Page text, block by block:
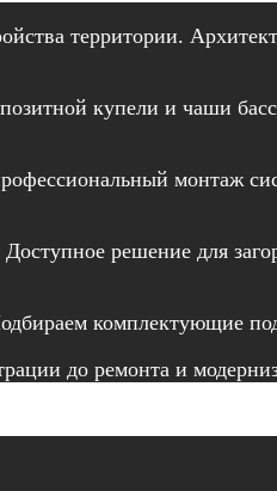
территории.
купели и чаши
монтаж
решение для
комплектующие
до ремонта и